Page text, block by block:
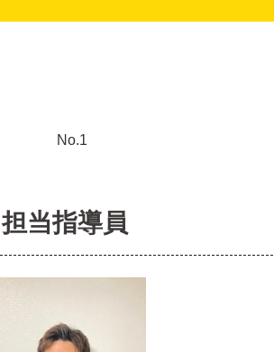
担当指導員